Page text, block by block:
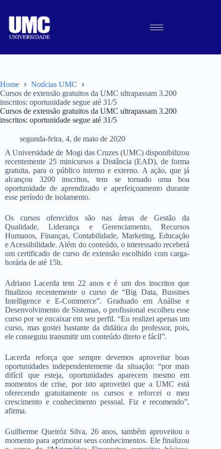
Home
Notícias UMC
Cursos de extensão gratuitos da UMC ultrapassam 3.200
inscritos: oportunidade segue até 31/5
Cursos de extensão gratuitos da UMC ultrapassam 3.200
inscritos: oportunidade segue até 31/5
segunda-feira, 4, de maio de 2020
A Universidade de Mogi das Cruzes (UMC) disponibilizou
recentemente 25 minicursos a Distância (EAD), de forma
gratuita, para o público interno e externo. A ação, que já
alcançou 3200 inscritos, tem se tornado uma boa
oportunidade de aprendizado e aperfeiçoamento durante
esse período de isolamento.
Os cursos oferecidos são nas áreas de Gestão da
Qualidade, Liderança e Gerenciamento, Recursos
Humanos, Finanças, Contabilidade, Marketing, Educação
e Acessibilidade. Além do conteúdo, o interessado receberá
um certificado de curso de extensão escolhido com carga-
horária de até 15h.
Adriano Lacerda tem 22 anos e é um dos inscritos que
finalizou recentemente o curso de “Big Data, Bussines
Intelligence e E-Commerce”. Graduado em Análise e
Desenvolvimento de Sistemas, o profissional escolheu esse
curso por se encaixar em seu perfil. “Eu realizei apenas um
curso, mas gostei bastante da didática do professor, pois,
ele conseguiu transmitir um conteúdo direto e fácil”.
Lacerda reforça que sempre devemos aproveitar boas
oportunidades independentemente da situação: “por mais
difícil que esteja, oportunidades aparecem mesmo em
momentos de crise, por isto aproveitei que a UMC está
oferecendo gratuitamente os cursos e reforcei o meu
crescimento e conhecimento pessoal. Fiz e recomendo”,
afirma.
Guilherme Queiróz Silva, 26 anos, também aproveitou o
momento para aprimorar seus conhecimentos. Ele finalizou